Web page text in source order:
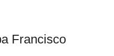
Francisco